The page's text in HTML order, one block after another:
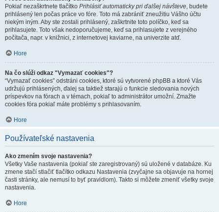
Pokiaľ nezaškrtnete tlačítko Prihlásiť automaticky pri ďalšej návšteve, budete
prihlásený len počas práce vo fóre. Toto má zabrániť zneužitiu Vášho účtu
niekým iným. Aby ste zostali prihlásený, zaškrtnite toto políčko, keď sa
prihlasujete. Toto však nedoporučujeme, keď sa prihlasujete z verejného
počítača, napr. v knižnici, z internetovej kaviarne, na univerzite atď.
Hore
Na čo slúži odkaz "Vymazať cookies"?
“Vymazať cookies” odstráni cookies, ktoré sú vytvorené phpBB a ktoré Vás
udržujú prihlásených, ďalej sa taktiež starajú o funkcie sledovania nových
príspevkov na fórach a v témach, pokiaľ to administrátor umožní. Zmažte
cookies fóra pokiaľ máte problémy s prihlasovaním.
Hore
Používateľské nastavenia
Ako zmením svoje nastavenia?
Všetky Vaše nastavenia (pokiaľ ste zaregistrovaný) sú uložené v databáze. Ku
zmene stačí stlačiť tlačítko odkazu Nastavenia (zvyčajne sa objavuje na hornej
časti stránky, ale nemusí to byť pravidlom). Takto si môžete zmeniť všetky svoje
nastavenia.
Hore